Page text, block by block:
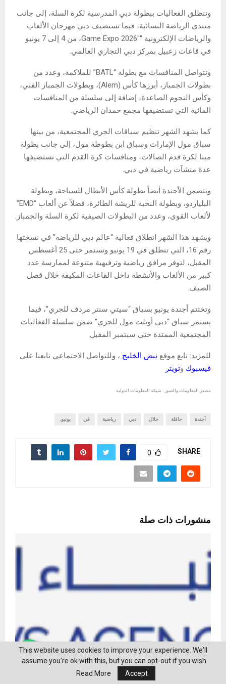
وتنطلق الفعاليات ببطولة دبي المدرسية لكرة السلة، إلى جانب
منتدى الرياضة النسائية، فيما تستضيف دبي مهرجان الألعاب
والرياضات الإلكترونية “Game Expo 2026″، من 4 إلى 7 يونيو
في قاعات زعبيل بمركز دبي التجاري العالمي.
وتتواصل المنافسات مع بطولة “BATL” للملاكمة، وعدد من
بطولات الجمباز، أبرزها كأس (Alem)، وبطولات الجمباز الفني،
وكأس النجوم الصاعدة، إضافة إلى سلسلة من المنافسات
المائية التي تستضيفها مجمع حمدان الرياضي.
كما يشهد الشهر تنظيم سباقات الجري المجتمعية، من بينها
سباق مول الإمارات وسباق ابن بطوطة مول، إلى جانب بطولة
مينا لكرة قدم الصالات، ومنافسات كرة القدم التي تستضيفها
عدة منشآت رياضية في دبي.
وتتضمن الأجندة أيضاً بطولة كأس الأبطال للسباحة، وبطولة
البلياردو، وبطولة النخبة للريشة الطائرة، فضلاً عن ألعاب “EMD”
لألعاب القوى، وعدد من البطولات الصيفية لكرة السلة والجمباز.
ويشهد هذا الشهر انطلاق فعالية “عالم دبي للرياضة” في نسختها
رقم 16، التي تنطلق في 19 يونيو وتستمر حتى 25 أغسطس
المقبل، لتوفر مرافق رياضية وترفيهية متنوعة لممارسة عدد
كبير من الألعاب والأنشطة داخل القاعات المكيفة خلال فصل
الصيف.
وتختتم أجندة يونيو بسباق “سيتي سنتر مردف للجري”، فيما
يستمر سباق “دبي أوتلت مول للجري” ضمن سلسلة الفعاليات
المجتمعية الممتدة حتى سبتمبر المقبل.
للمزيد: تابع موقع نبض الخليج ، وللتواصل الاجتماعي تابعنا علي
فيسبوك وتويتر
مصدر المعلومات والصور : شبكة المعلومات الدولية
أجندة حافلة خلال دبي رياضية في يونيو.
SHARE
0
منشورات ذات صلة
الملتقى الرابع عشر لأوائل المسرح العربي في الشارقة يدعم
This website uses cookies to improve your experience. We'll
assume you're ok with this, but you can opt-out if you wish.
Accept
Read More